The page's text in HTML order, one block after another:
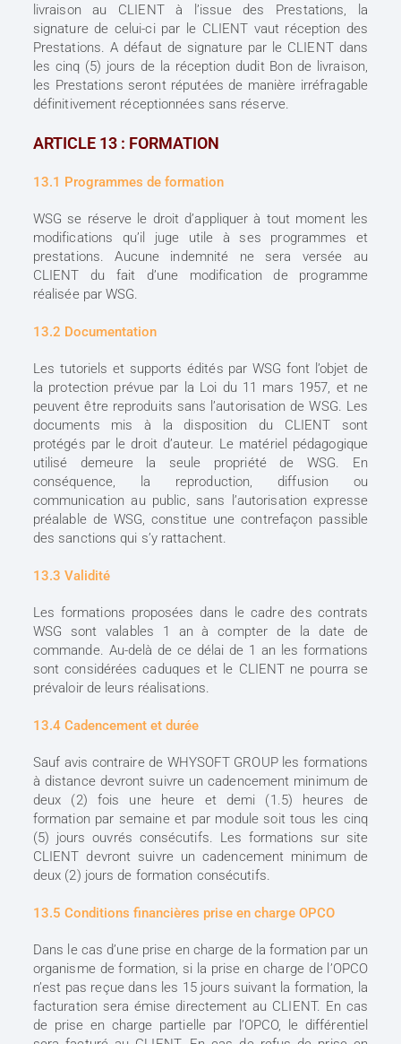
livraison au CLIENT à l’issue des Prestations, la
signature de celui-ci par le CLIENT vaut réception des
Prestations. A défaut de signature par le CLIENT dans
les cinq (5) jours de la réception dudit Bon de livraison,
les Prestations seront réputées de manière irréfragable
définitivement réceptionnées sans réserve.
ARTICLE 13 : FORMATION
13.1 Programmes de formation
WSG se réserve le droit d’appliquer à tout moment les
modifications qu’il juge utile à ses programmes et
prestations. Aucune indemnité ne sera versée au
CLIENT du fait d’une modification de programme
réalisée par WSG.
13.2 Documentation
Les tutoriels et supports édités par WSG font l’objet de
la protection prévue par la Loi du 11 mars 1957, et ne
peuvent être reproduits sans l’autorisation de WSG. Les
documents mis à la disposition du CLIENT sont
protégés par le droit d’auteur. Le matériel pédagogique
utilisé demeure la seule propriété de WSG. En
conséquence, la reproduction, diffusion ou
communication au public, sans l’autorisation expresse
préalable de WSG, constitue une contrefaçon passible
des sanctions qui s’y rattachent.
13.3 Validité
Les formations proposées dans le cadre des contrats
WSG sont valables 1 an à compter de la date de
commande. Au-delà de ce délai de 1 an les formations
sont considérées caduques et le CLIENT ne pourra se
prévaloir de leurs réalisations.
13.4 Cadencement et durée
Sauf avis contraire de WHYSOFT GROUP les formations
à distance devront suivre un cadencement minimum de
deux (2) fois une heure et demi (1.5) heures de
formation par semaine et par module soit tous les cinq
(5) jours ouvrés consécutifs. Les formations sur site
CLIENT devront suivre un cadencement minimum de
deux (2) jours de formation consécutifs.
13.5 Conditions financières prise en charge OPCO
Dans le cas d’une prise en charge de la formation par un
organisme de formation, si la prise en charge de l’OPCO
n’est pas reçue dans les 15 jours suivant la formation, la
facturation sera émise directement au CLIENT. En cas
de prise en charge partielle par l’OPCO, le différentiel